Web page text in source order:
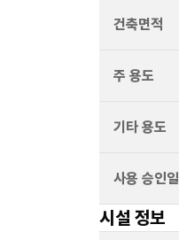
건축면적
주 용도
기타 용도
사용 승인일
시설 정보